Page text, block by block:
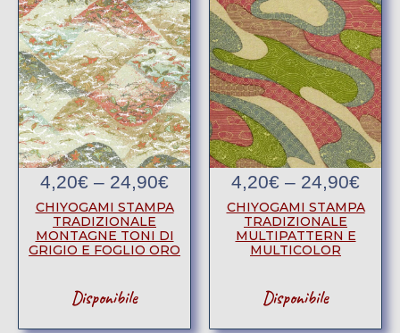
4,20€ – 24,90€
CHIYOGAMI STAMPA
TRADIZIONALE
MONTAGNE TONI DI
GRIGIO E FOGLIO ORO
Disponibile
4,20€ – 24,90€
CHIYOGAMI STAMPA
TRADIZIONALE
MULTIPATTERN E
MULTICOLOR
Disponibile